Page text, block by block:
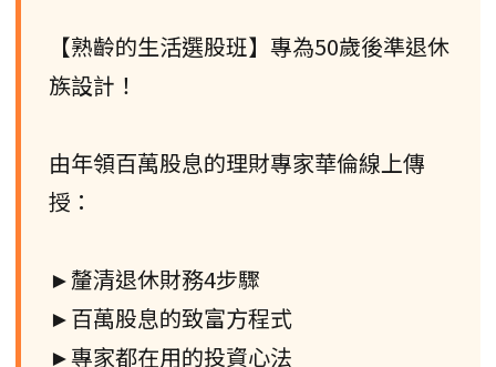
【熟齡的生活選股班】專為50歲後準退休
族設計！
由年領百萬股息的理財專家華倫線上傳
授：
►釐清退休財務4步驟
►百萬股息的致富方程式
►專家都在用的投資心法